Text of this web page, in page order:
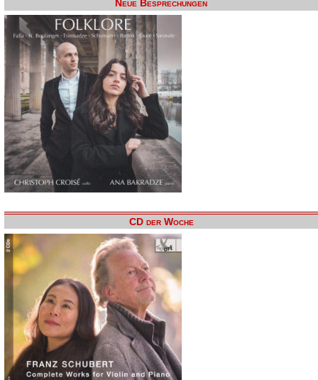
Neue Besprechungen
CD der Woche